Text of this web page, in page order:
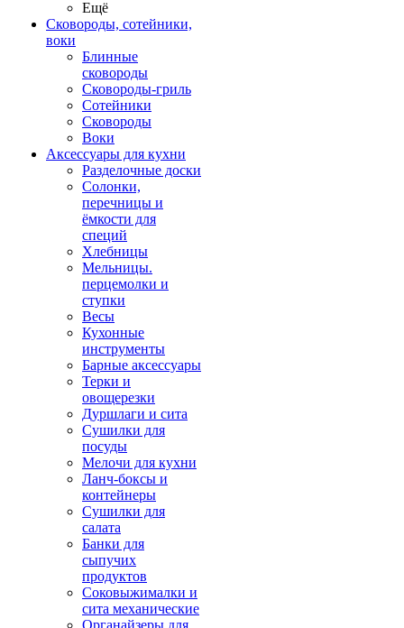
Ещё
Сковороды, сотейники,
воки
Блинные
сковороды
Сковороды-гриль
Сотейники
Сковороды
Воки
Аксессуары для кухни
Разделочные доски
Солонки,
перечницы и
ёмкости для
специй
Хлебницы
Мельницы.
перцемолки и
ступки
Весы
Кухонные
инструменты
Барные аксессуары
Терки и
овощерезки
Дуршлаги и сита
Сушилки для
посуды
Мелочи для кухни
Ланч-боксы и
контейнеры
Сушилки для
салата
Банки для
сыпучих
продуктов
Соковыжималки и
сита механические
Органайзеры для